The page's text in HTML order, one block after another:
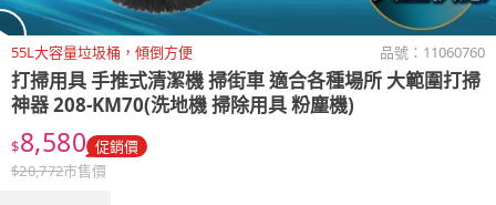
55L大容量垃圾桶，傾倒方便 品號： 11060760
打掃用具 手推式清潔機 掃街車 適合各種場所 大範圍打掃
神器 208-KM70(洗地機 掃除用具 粉塵機)
$8,580 促銷價
$20,772市售價